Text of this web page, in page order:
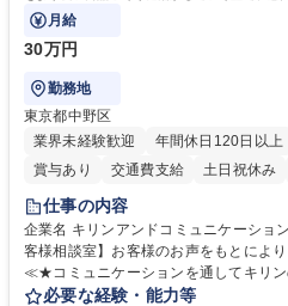
月給
30万円
勤務地
東京都中野区
業界未経験歓迎
年間休日120日以上
賞与あり
交通費支給 土日祝休み
仕事の内容
企業名 キリンアンドコミュニケーションズ株式会社 求
客様相談室】お客様のお声をもとにより良い商
≪★コミュニケーションを通してキリ
お客様のお声をより良い商品づくりに
必要な経験・能力等